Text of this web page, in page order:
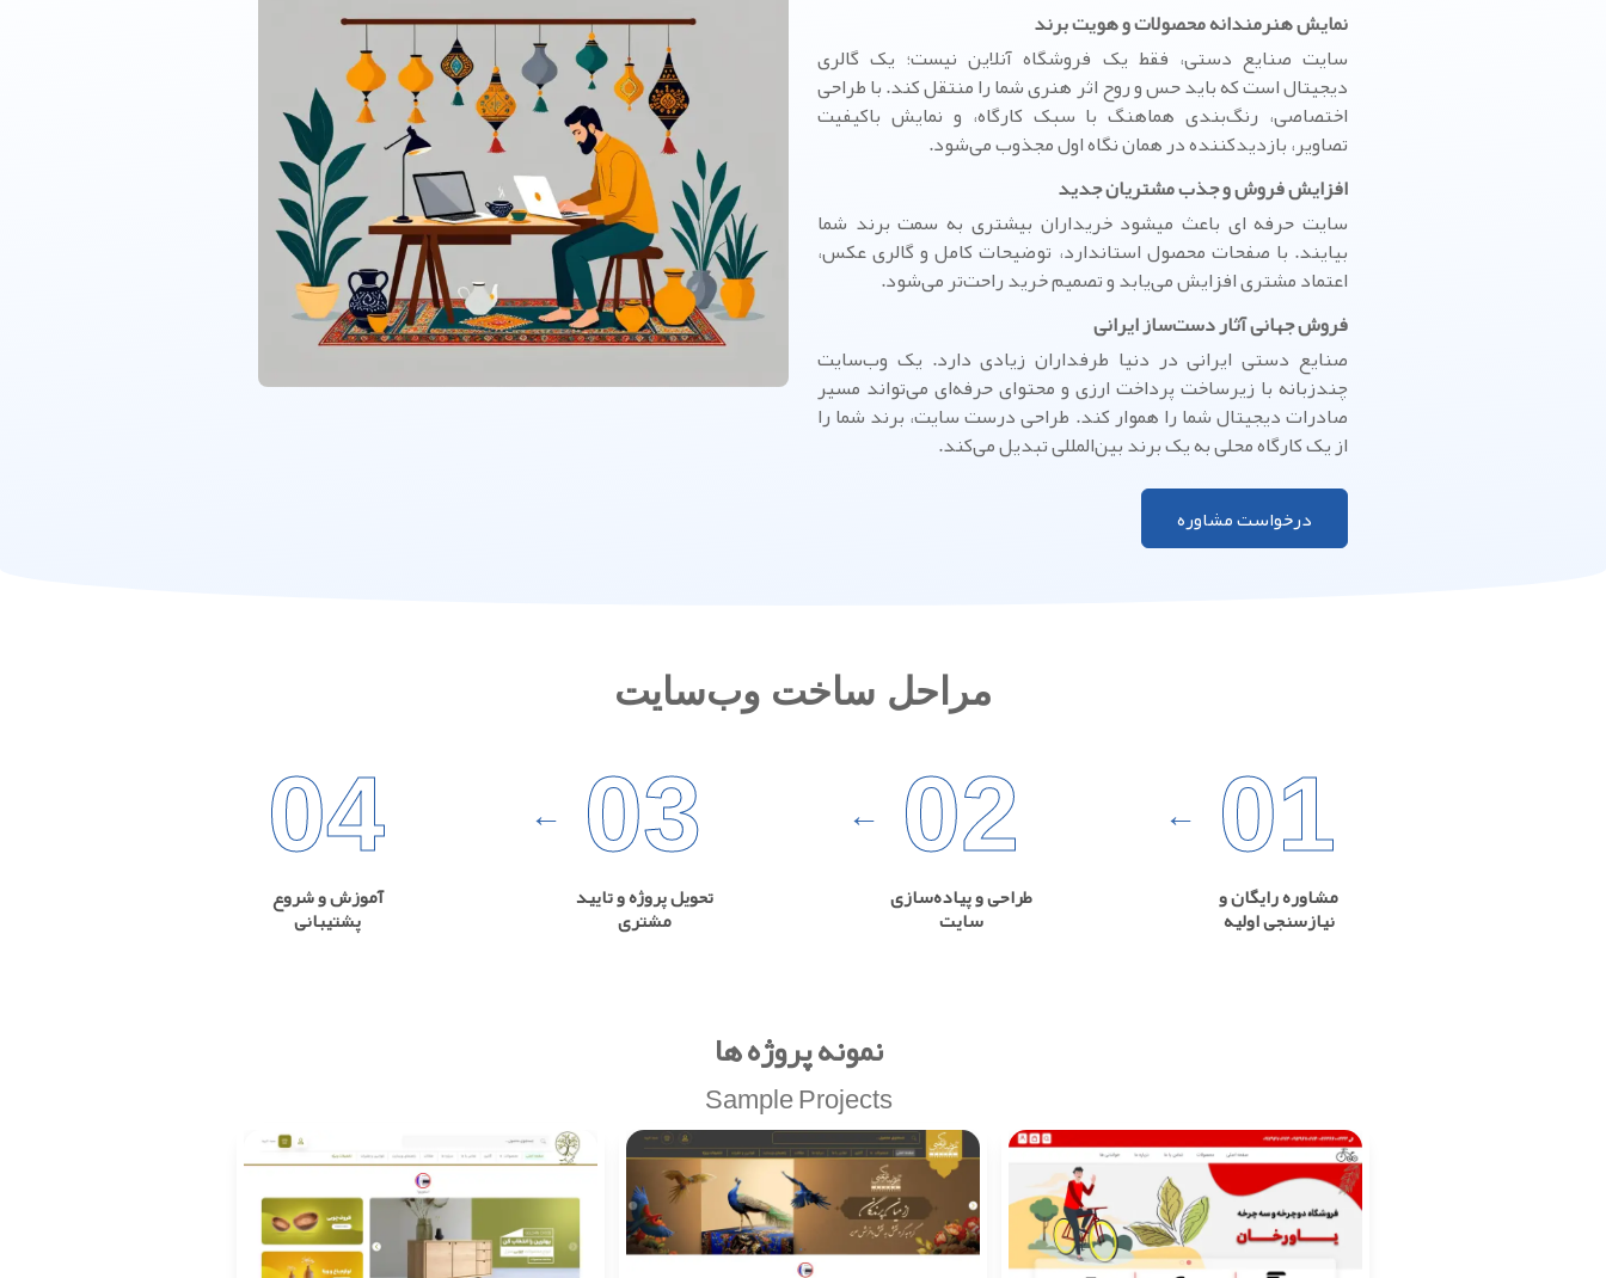
نمایش هنرمندانه محصولات و هویت برند
سایت صنایع دستی، فقط یک فروشگاه آنلاین نیست؛ یک گالری
دیجیتال است که باید حس و روح اثر هنری شما را منتقل کند. با طراحی
اختصاصی، رنگ‌بندی هماهنگ با سبک کارگاه، و نمایش باکیفیت
تصاویر، بازدیدکننده در همان نگاه اول مجذوب می‌شود.
افزایش فروش و جذب مشتریان جدید
سایت حرفه ای باعث میشود خریداران بیشتری به سمت برند شما
بیایند. با صفحات محصول استاندارد، توضیحات کامل و گالری عکس،
اعتماد مشتری افزایش می‌یابد و تصمیم خرید راحت‌تر می‌شود.
فروش جهانی آثار دست‌ساز ایرانی
صنایع دستی ایرانی در دنیا طرفداران زیادی دارد. یک وب‌سایت
چندزبانه با زیرساخت پرداخت ارزی و محتوای حرفه‌ای می‌تواند مسیر
صادرات دیجیتال شما را هموار کند. طراحی درست سایت، برند شما را
از یک کارگاه محلی به یک برند بین‌المللی تبدیل می‌کند.
درخواست مشاوره
مراحل ساخت وب‌سایت
01
مشاوره رایگان و
نیازسنجی اولیه 02
طراحی و پیاده‌سازی
سایت 03
تحویل پروژه و تایید
مشتری 04
آموزش و شروع
پشتیبانی
نمونه پروژه ها
Sample Projects